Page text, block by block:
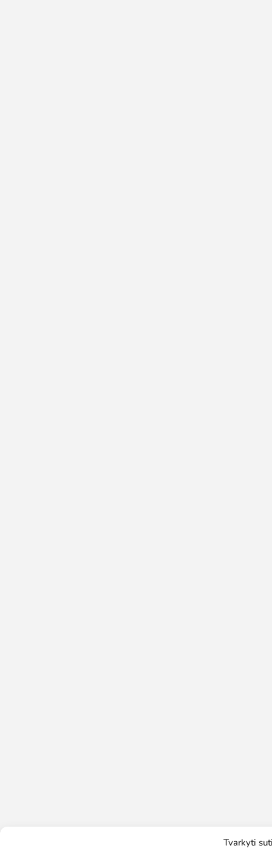
Tvarkyti